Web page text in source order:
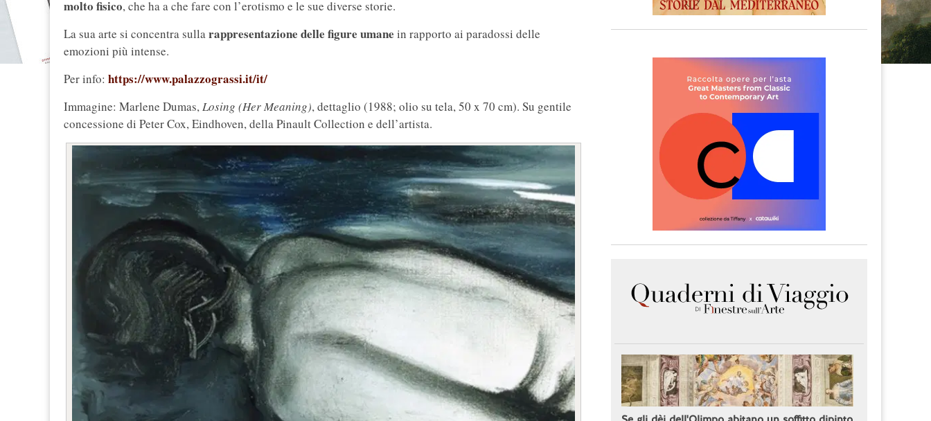
molto fisico, che ha a che fare con l’erotismo e le sue diverse storie.
La sua arte si concentra sullarappresentazione delle figure umane in rapporto ai paradossi delle
emozioni più intense.
Per info: https://www.palazzograssi.it/it/
Immagine: Marlene Dumas,Losing (Her Meaning), dettaglio (1988; olio su tela, 50 x 70 cm). Su gentile
concessione di Peter Cox, Eindhoven, della Pinault Collection e dell’artista.